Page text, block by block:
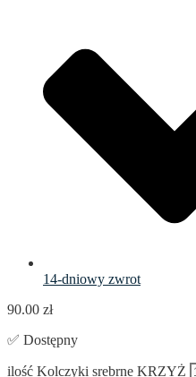
14-dniowy zwrot
90.00 zł
✅ Dostępny
ilość Kolczyki srebrne KRZYŻ